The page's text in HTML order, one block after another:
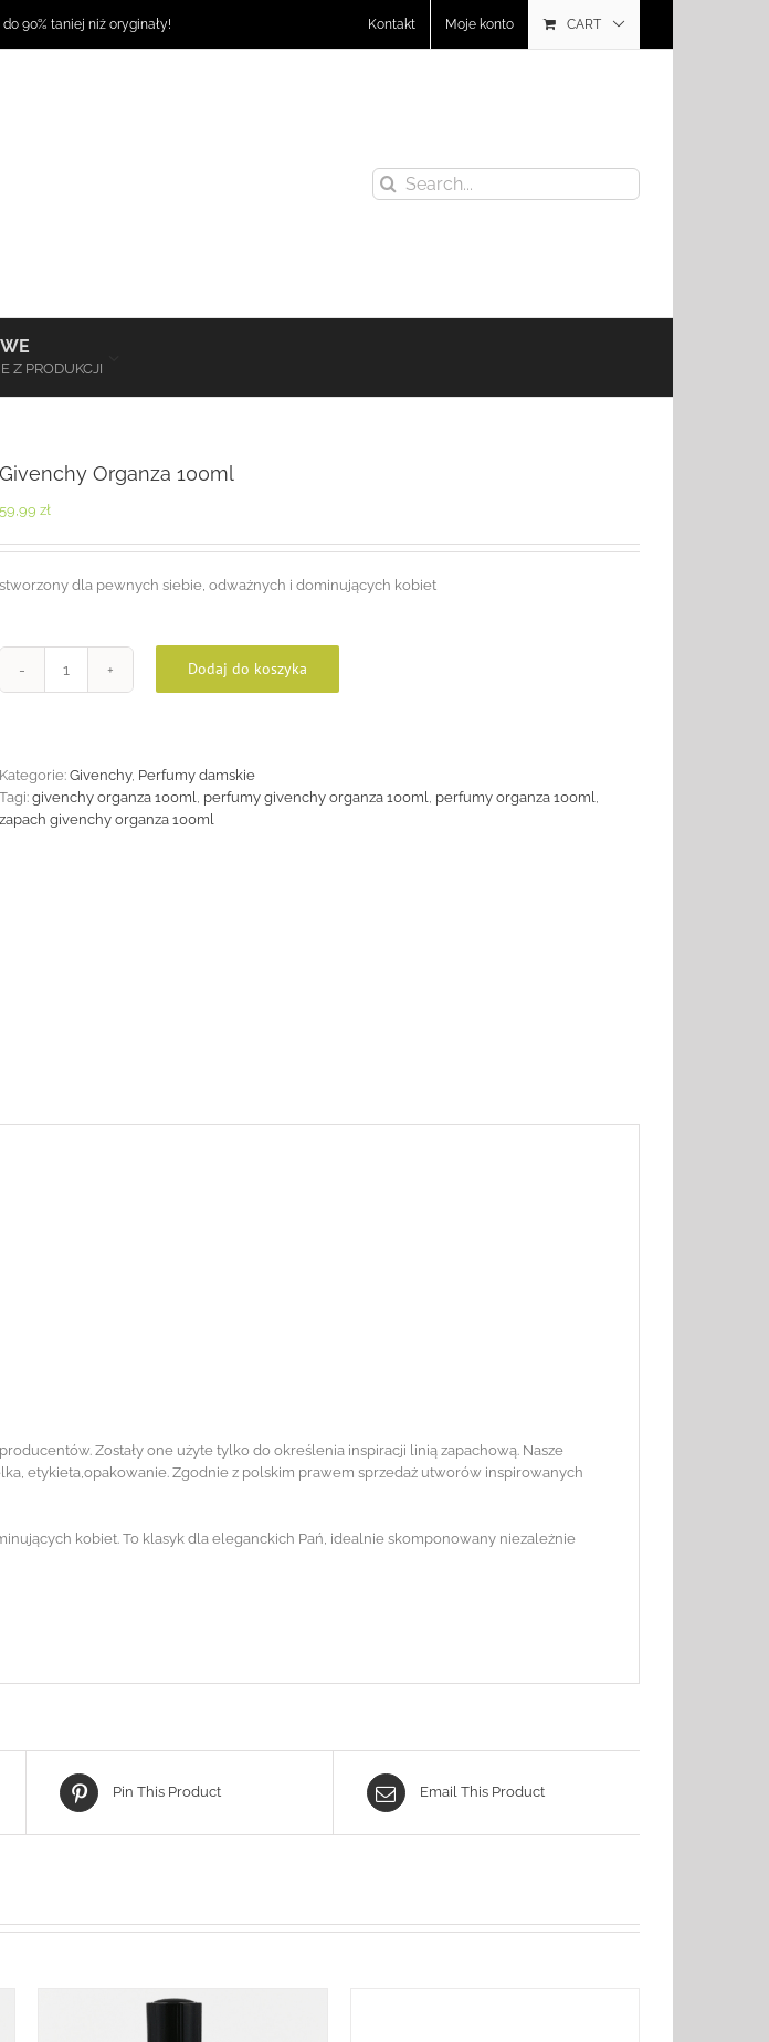
90% taniej niż oryginały! Kontakt Moje konto CART
Search
for:
Z PRODUKCJI
Givenchy Organza 100ml
59,99 zł
stworzony dla pewnych siebie, odważnych i dominujących kobiet
ilość
Dodaj do koszyka
Kategorie: Givenchy, Perfumy damskie
Tagi: givenchy organza 100ml perfumy givenchy organza 100ml perfumy organza 100ml
zapach givenchy organza 100ml
Zostały one użyte tylko do określenia inspiracji linią zapachową. Nasze
etykieta,opakowanie. Zgodnie z polskim prawem sprzedaż utworów inspirowanych
kobiet. To klasyk dla eleganckich Pań, idealnie skomponowany niezależnie
Pin This Product Email This Product